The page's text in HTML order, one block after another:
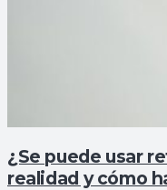
¿Se puede usar
realidad y cómo